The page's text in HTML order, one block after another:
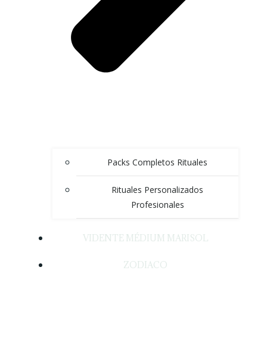
Packs Completos Rituales
Rituales Personalizados
Profesionales
VIDENTE MÉDIUM MARISOL
ZODIACO